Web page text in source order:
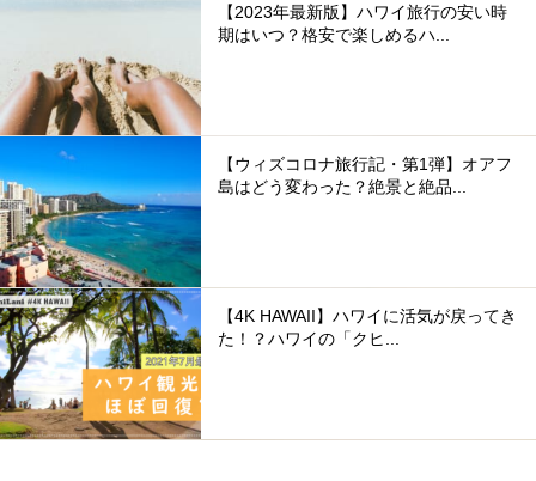
【2023年最新版】ハワイ旅行の安い時
期はいつ？格安で楽しめるハ...
【ウィズコロナ旅行記・第1弾】オアフ
島はどう変わった？絶景と絶品...
【4K HAWAII】ハワイに活気が戻ってき
た！？ハワイの「クヒ...